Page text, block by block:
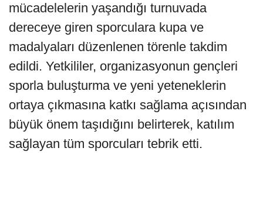
mücadelelerin yaşandığı turnuvada
dereceye giren sporculara kupa ve
madalyaları düzenlenen törenle takdim
edildi. Yetkililer, organizasyonun gençleri
sporla buluşturma ve yeni yeteneklerin
ortaya çıkmasına katkı sağlama açısından
büyük önem taşıdığını belirterek, katılım
sağlayan tüm sporcuları tebrik etti.